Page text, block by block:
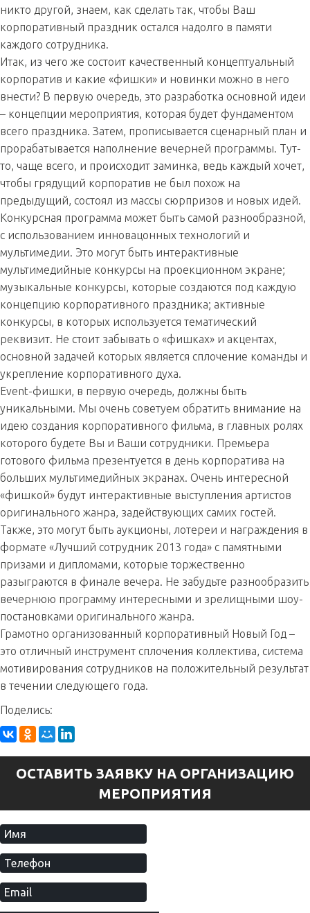
никто другой, знаем, как сделать так, чтобы Ваш
корпоративный праздник остался надолго в памяти
каждого сотрудника.
Итак, из чего же состоит качественный концептуальный
корпоратив и какие «фишки» и новинки можно в него
внести? В первую очередь, это разработка основной идеи
– концепции мероприятия, которая будет фундаментом
всего праздника. Затем, прописывается сценарный план и
прорабатывается наполнение вечерней программы. Тут-
то, чаще всего, и происходит заминка, ведь каждый хочет,
чтобы грядущий корпоратив не был похож на
предыдущий, состоял из массы сюрпризов и новых идей.
Конкурсная программа может быть самой разнообразной,
с использованием инновацонных технологий и
мультимедии. Это могут быть интерактивные
мультимедийные конкурсы на проекционном экране;
музыкальные конкурсы, которые создаются под каждую
концепцию корпоративного праздника; активные
конкурсы, в которых используется тематический
реквизит. Не стоит забывать о «фишках» и акцентах,
основной задачей которых является сплочение команды и
укрепление корпоративного духа.
Event-фишки, в первую очередь, должны быть
уникальными. Мы очень советуем обратить внимание на
идею создания корпоративного фильма, в главных ролях
которого будете Вы и Ваши сотрудники. Премьера
готового фильма презентуется в день корпоратива на
больших мультимедийных экранах. Очень интересной
«фишкой» будут интерактивные выступления артистов
оригинального жанра, задействующих самих гостей.
Также, это могут быть аукционы, лотереи и награждения в
формате «Лучший сотрудник 2013 года» с памятными
призами и дипломами, которые торжественно
разыграются в финале вечера. Не забудьте разнообразить
вечернюю программу интересными и зрелищными шоу-
постановками оригинального жанра.
Грамотно организованный корпоративный Новый Год –
это отличный инструмент сплочения коллектива, система
мотивирования сотрудников на положительный результат
в течении следующего года.
Поделись:
ОСТАВИТЬ ЗАЯВКУ НА ОРГАНИЗАЦИЮ
МЕРОПРИЯТИЯ